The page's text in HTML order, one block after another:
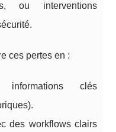
ou interventions
ces pertes en :
clés
des workflows clairs